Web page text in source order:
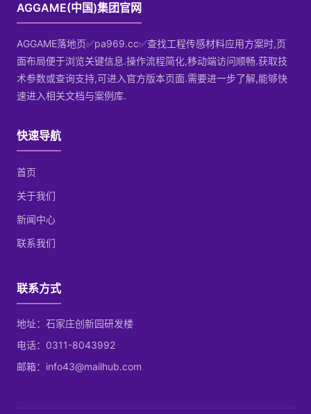
AGGAME(中国)集团官网
AGGAME落地页✅pa969.cc✅查找工程传感材料应用方案时,页
面布局便于浏览关键信息.操作流程简化,移动端访问顺畅.获取技
术参数或查询支持,可进入官方版本页面.需要进一步了解,能够快
速进入相关文档与案例库.
快速导航
首页
关于我们
新闻中心
联系我们
联系方式
地址：石家庄创新园研发楼
电话：0311-8043992
邮箱：info43@mailhub.com